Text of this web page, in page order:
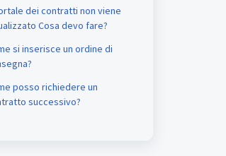
dei contratti non viene
Cosa devo fare?
si inserisce un ordine di
posso richiedere un
successivo?